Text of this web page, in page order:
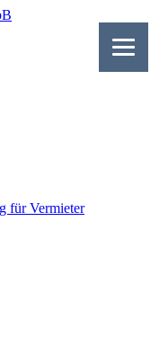
für Vermieter